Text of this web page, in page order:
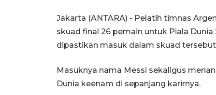
Jakarta (ANTARA) - Pelatih timnas
skuad final 26 pemain untuk Piala
dipastikan masuk dalam skuad
Masuknya nama Messi sekaligus
Dunia keenam di sepanjang karirnya.